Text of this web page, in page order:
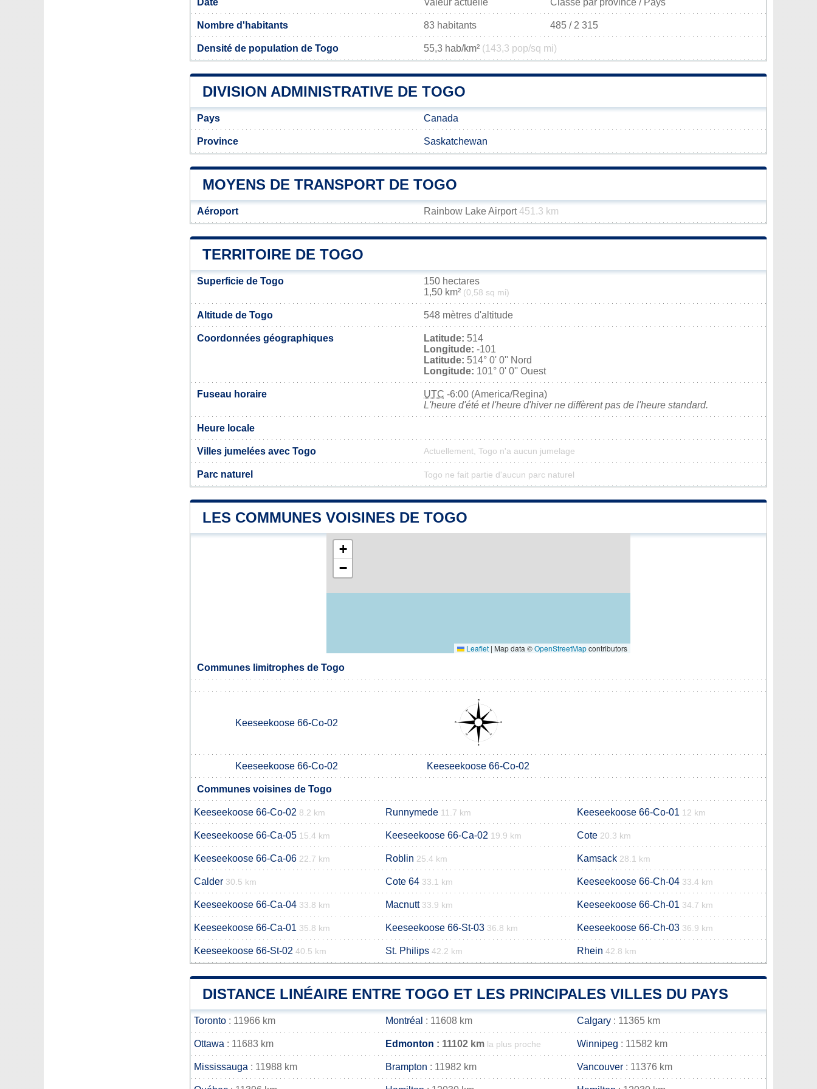
Date Valeur actuelle Classé par province / Pays
Nombre d'habitants 83 habitants 485 / 2 315
Densité de population de Togo 55,3 hab/km² (143,3 pop/sq mi)
DIVISION ADMINISTRATIVE DE TOGO
Pays Canada
Province Saskatchewan
MOYENS DE TRANSPORT DE TOGO
Aéroport Rainbow Lake Airport451.3 km
TERRITOIRE DE TOGO
Superficie de Togo
150 hectares
1,50 km² (0,58 sq mi)
Altitude de Togo 548 mètres d'altitude
Coordonnées géographiques Latitude: 514
Longitude: -101
Latitude: 514° 0' 0'' Nord
Longitude: 101° 0' 0'' Ouest
Fuseau horaire UTC -6:00 (America/Regina)
L'heure d'été et l'heure d'hiver ne diffèrent pas de l'heure standard.
Heure locale
Villes jumelées avec Togo Actuellement, Togo n'a aucun jumelage
Parc naturel Togo ne fait partie d'aucun parc naturel
LES COMMUNES VOISINES DE TOGO
+
−
Leaflet | Map data ©OpenStreetMapcontributors
Communes limitrophes de Togo
Keeseekoose 66-Co-02
Keeseekoose 66-Co-02 Keeseekoose 66-Co-02
Communes voisines de Togo
Keeseekoose 66-Co-02 8.2 km Runnymede 11.7 km Keeseekoose 66-Co-01 12 km
Keeseekoose 66-Ca-05 15.4 km Keeseekoose 66-Ca-02 19.9 km Cote 20.3 km
Keeseekoose 66-Ca-06 22.7 km Roblin 25.4 km Kamsack 28.1 km
Calder 30.5 km Cote 64 33.1 km Keeseekoose 66-Ch-04 33.4 km
Keeseekoose 66-Ca-04 33.8 km Macnutt 33.9 km Keeseekoose 66-Ch-01 34.7 km
Keeseekoose 66-Ca-01 35.8 km Keeseekoose 66-St-03 36.8 km Keeseekoose 66-Ch-03 36.9 km
Keeseekoose 66-St-02 40.5 km St. Philips 42.2 km Rhein 42.8 km
DISTANCE LINÉAIRE ENTRE TOGO ET LES PRINCIPALES VILLES DU PAYS
Toronto : 11966 km Montréal : 11608 km Calgary : 11365 km
Ottawa : 11683 km Edmonton : 11102 km la plus proche Winnipeg : 11582 km
Mississauga : 11988 km Brampton : 11982 km Vancouver : 11376 km